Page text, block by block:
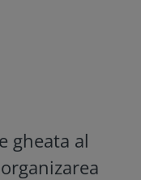
gheata al